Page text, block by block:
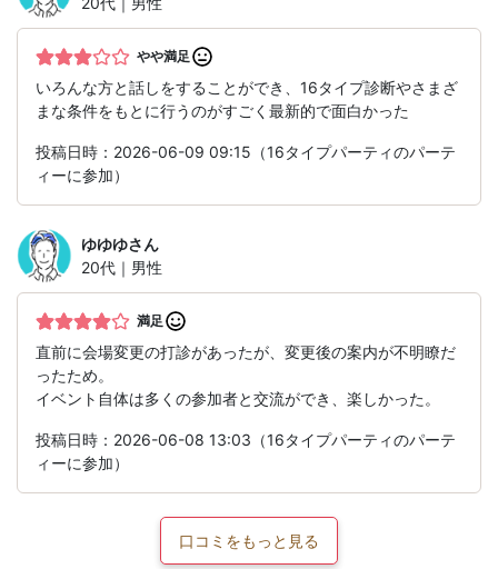
やや満足
いろんな方と話しをすることができ、16タイプ診断やさまざ
まな条件をもとに行うのがすごく最新的で面白かった
投稿日時：2026-06-09 09:15（16タイプパーティのパーテ
ィーに参加）
ゆゆゆさん
20代｜男性
満足
直前に会場変更の打診があったが、変更後の案内が不明瞭だ
ったため。
イベント自体は多くの参加者と交流ができ、楽しかった。
投稿日時：2026-06-08 13:03（16タイプパーティのパーテ
ィーに参加）
口コミをもっと見る